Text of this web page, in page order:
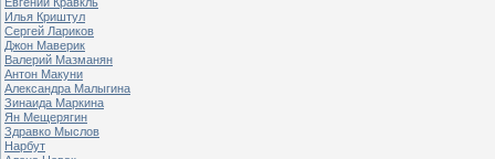
Илья Криштул
Сергей Лариков
Джон Маверик
Валерий Мазманян
Антон Макуни
Александра Малыгина
Зинаида Маркина
Ян Мещерягин
Здравко Мыслов
Нарбут